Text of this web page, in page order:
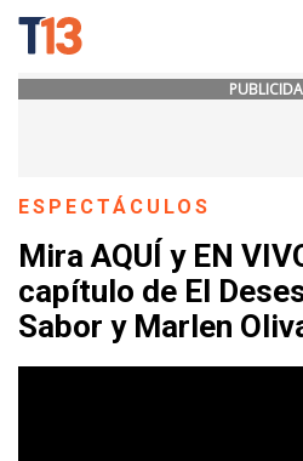
ESPECTÁCULOS
Mira AQUÍ y EN
capítulo de El
Sabor y Marlen